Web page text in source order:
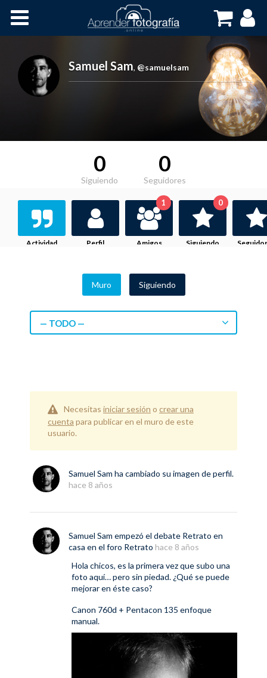
Cursos OnLine
Samuel Sam, @samuelsam
0
Siguiendo
0
Seguidores
Actividad Perfil Amigos
1
Siguiendo
0
Muro Siguiendo
— TODO —
Necesitas iniciar sesión o crear una
cuenta para publicar en el muro de este
usuario.
Samuel Sam ha cambiado su imagen de perfil.
hace 8 años
Samuel Sam empezó el debate Retrato en
casa en el foro Retrato hace 8 años
Hola chicos, es la primera vez que subo una
foto aquí… pero sin piedad. ¿Qué se puede
mejorar en éste caso?
Canon 760d + Pentacon 135 enfoque
manual.